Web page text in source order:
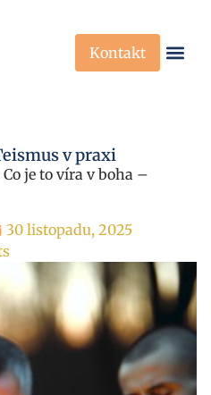
Kontakt
v praxi
Co je to víra v boha –
30 listopadu, 2025